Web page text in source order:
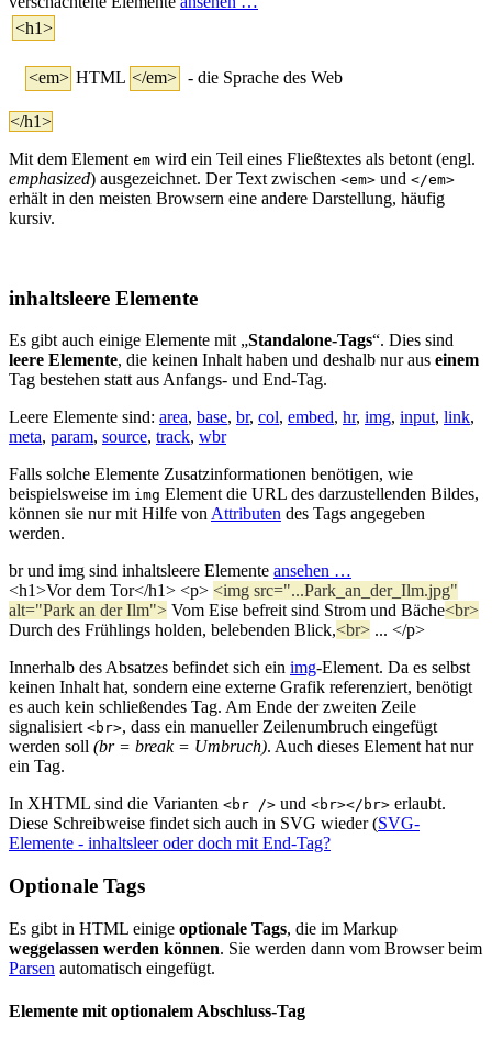
<h1>
<em> HTML </em> - die Sprache des Web
</h1>
Mit dem Element em wird ein Teil eines Fließtextes als betont (engl.
emphasized) ausgezeichnet. Der Text zwischen <em> und </em>
erhält in den meisten Browsern eine andere Darstellung, häufig
kursiv.
inhaltsleere Elemente
Es gibt auch einige Elemente mit „Standalone-Tags“. Dies sind
leere Elemente, die keinen Inhalt haben und deshalb nur aus einem
Tag bestehen statt aus Anfangs- und End-Tag.
Leere Elemente sind: area, base, br, col, embed, hr, img, input, link,
meta, param, source, track, wbr
Falls solche Elemente Zusatzinformationen benötigen, wie
beispielsweise im img Element die URL des darzustellenden Bildes,
können sie nur mit Hilfe von Attributen des Tags angegeben
werden.
br und img sind inhaltsleere Elemente ansehen …
<h1>Vor dem Tor</h1> <p> <img src="...Park_an_der_Ilm.jpg"
alt="Park an der Ilm"> Vom Eise befreit sind Strom und Bäche<br>
Durch des Frühlings holden, belebenden Blick,<br> ... </p>
Innerhalb des Absatzes befindet sich ein img-Element. Da es selbst
keinen Inhalt hat, sondern eine externe Grafik referenziert, benötigt
es auch kein schließendes Tag. Am Ende der zweiten Zeile
signalisiert <br>, dass ein manueller Zeilenumbruch eingefügt
werden soll (br = break = Umbruch). Auch dieses Element hat nur
ein Tag.
In XHTML sind die Varianten <br /> und <br></br> erlaubt.
Diese Schreibweise findet sich auch in SVG wieder (SVG-
Elemente - inhaltsleer oder doch mit End-Tag?
Optionale Tags
Es gibt in HTML einige optionale Tags, die im Markup
weggelassen werden können. Sie werden dann vom Browser beim
Parsen automatisch eingefügt.
Elemente mit optionalem Abschluss-Tag